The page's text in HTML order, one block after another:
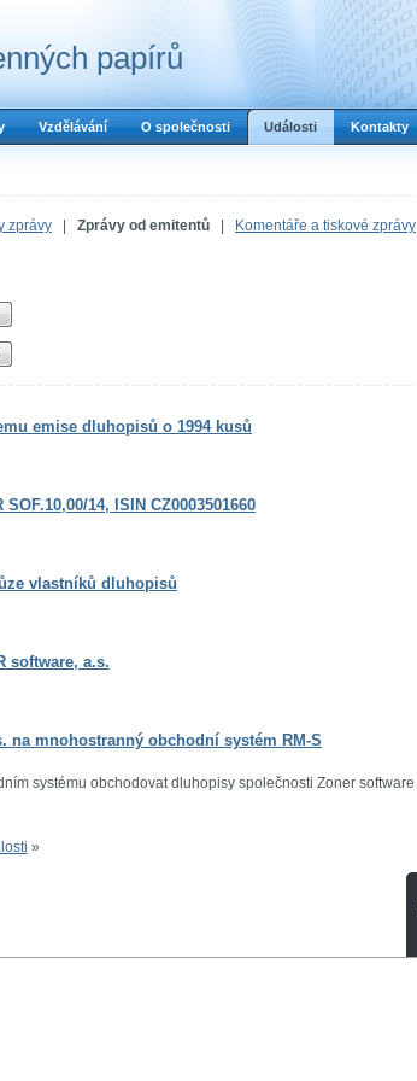
papírů
Vzdělávání O společnosti Události Kontakty
zprávy | Zprávy od emitentů | Komentáře a tiskové zprávy
emise dluhopisů o 1994 kusů
14, ISIN CZ0003501660
vlastníků dluhopisů
software, a.s.
mnohostranný obchodní systém RM-S
systému obchodovat dluhopisy společnosti Zoner software
»